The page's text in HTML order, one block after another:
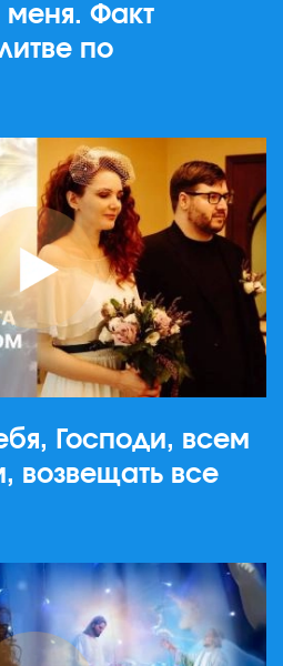
Факт
по
Господи, всем
возвещать все